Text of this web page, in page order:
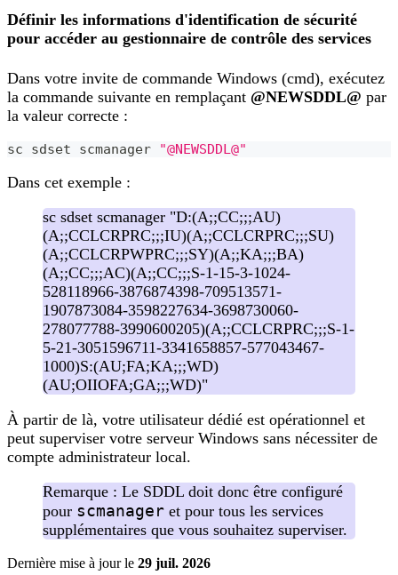
Définir les informations d'identification de sécurité
pour accéder au gestionnaire de contrôle des services
Dans votre invite de commande Windows (cmd), exécutez
la commande suivante en remplaçant @NEWSDDL@ par
la valeur correcte :
sc sdset scmanager "@NEWSDDL@"
Dans cet exemple :
sc sdset scmanager "D:(A;;CC;;;AU)
(A;;CCLCRPRC;;;IU)(A;;CCLCRPRC;;;SU)
(A;;CCLCRPWPRC;;;SY)(A;;KA;;;BA)
(A;;CC;;;AC)(A;;CC;;;S-1-15-3-1024-
528118966-3876874398-709513571-
1907873084-3598227634-3698730060-
278077788-3990600205)(A;;CCLCRPRC;;;S-1-
5-21-3051596711-3341658857-577043467-
1000)S:(AU;FA;KA;;;WD)
(AU;OIIOFA;GA;;;WD)"
À partir de là, votre utilisateur dédié est opérationnel et
peut superviser votre serveur Windows sans nécessiter de
compte administrateur local.
Remarque : Le SDDL doit donc être configuré
pour scmanager et pour tous les services
supplémentaires que vous souhaitez superviser.
Dernière mise à jourle 29 juil. 2026